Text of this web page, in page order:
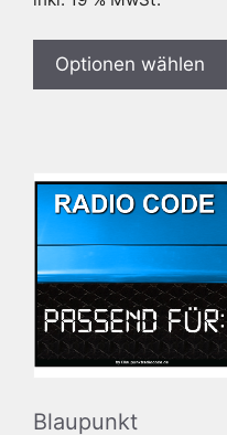
Optionen wählen
Blaupunkt